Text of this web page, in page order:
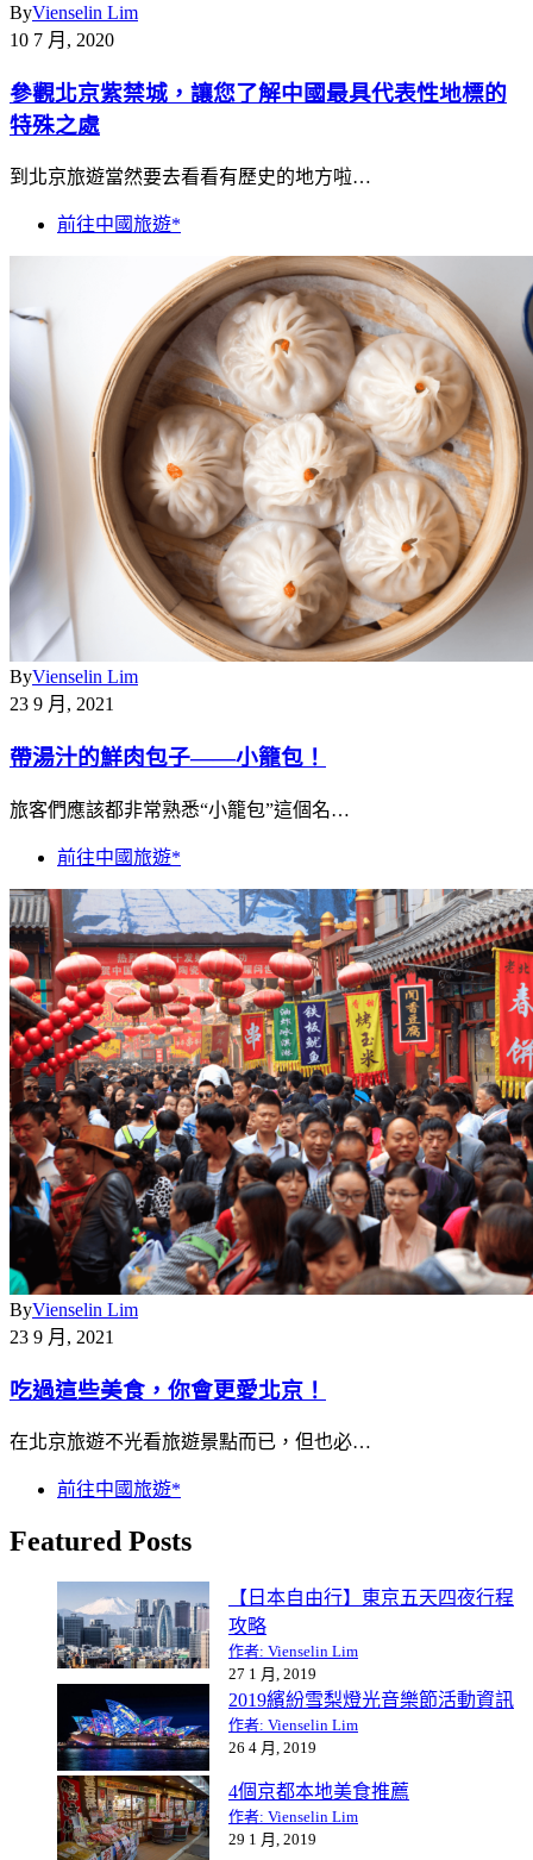
ByVienselin Lim
10 7 月, 2020
參觀北京紫禁城，讓您了解中國最具代表性地標的
特殊之處
到北京旅遊當然要去看看有歷史的地方啦…
前往中國旅遊*
ByVienselin Lim
23 9 月, 2021
帶湯汁的鮮肉包子——小籠包！
旅客們應該都非常熟悉“小籠包”這個名…
前往中國旅遊*
ByVienselin Lim
23 9 月, 2021
吃過這些美食，你會更愛北京！
在北京旅遊不光看旅遊景點而已，但也必…
前往中國旅遊*
Featured Posts
【日本自由行】東京五天四夜行程
攻略
作者: Vienselin Lim
27 1 月, 2019
2019繽紛雪梨燈光音樂節活動資訊
作者: Vienselin Lim
26 4 月, 2019
4個京都本地美食推薦
作者: Vienselin Lim
29 1 月, 2019